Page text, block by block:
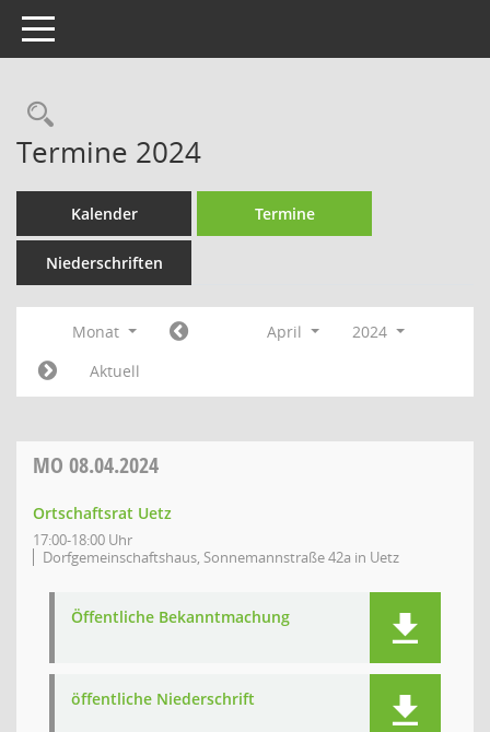
Toggle navigation
Rechercheauswahl
Termine 2024
Kalender Termine
Niederschriften
Monat April
2024
Aktuell
MO 08.04.2024
Ortschaftsrat Uetz
17:00-18:00 Uhr
Dorfgemeinschaftshaus, Sonnemannstraße 42a in Uetz
Öffentliche Bekanntmachung
öffentliche Niederschrift